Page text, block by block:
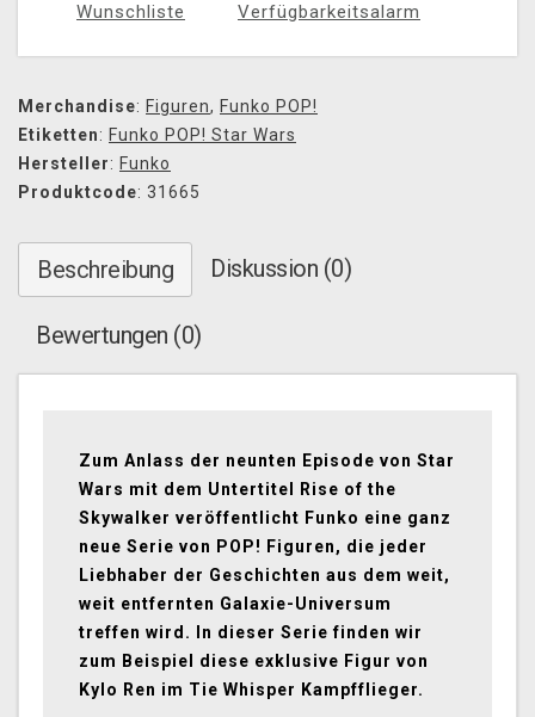
Wunschliste Verfügbarkeitsalarm
Merchandise: Figuren, Funko POP!
Etiketten: Funko POP! Star Wars
Hersteller: Funko
Produktcode: 31665
Beschreibung Diskussion (0)
Bewertungen (0)
Zum Anlass der neunten Episode von Star
Wars mit dem Untertitel Rise of the
Skywalker veröffentlicht Funko eine ganz
neue Serie von POP! Figuren, die jeder
Liebhaber der Geschichten aus dem weit,
weit entfernten Galaxie-Universum
treffen wird. In dieser Serie finden wir
zum Beispiel diese exklusive Figur von
Kylo Ren im Tie Whisper Kampfflieger.